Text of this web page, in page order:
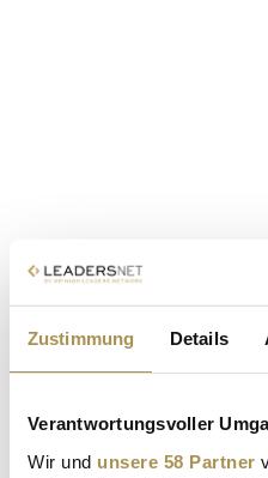
Zustimmung Details
Verantwortungsvoller
Wir und unsere 58 Partner